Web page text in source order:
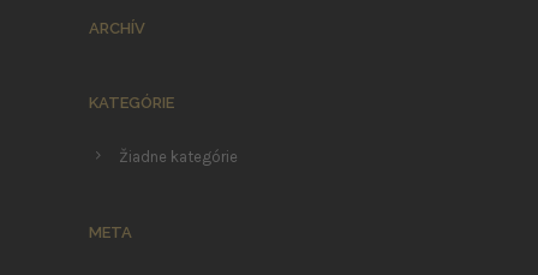
ARCHÍV
KATEGÓRIE
Žiadne kategórie
META